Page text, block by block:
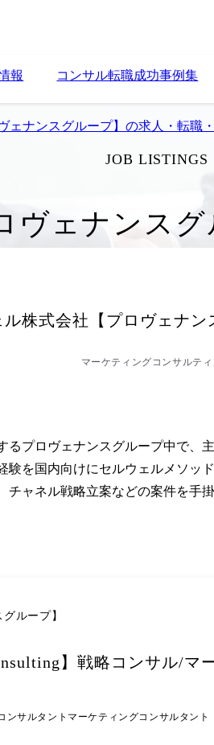
報 コンサル転職成功事例集
ェナンスグループ】の求人・転職
JOB LISTINGS
ヴェナンス
株式会社【プロヴェナン
マーケティングコンサルテ
るプロヴェナンスグループ中で、
験を国内向けにセルウェルメソ
チャネル戦略立案などの案件を手
ループ】
】戦略コンサル/マ
ンサルタント マーケティングコンサルタント